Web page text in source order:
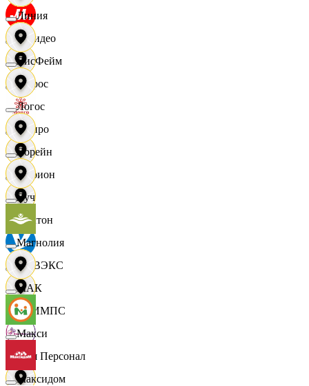
МВидео
Мирос
Монро
Морион
Мултон
НОВЭКС
ОЛИМПС
Ваш Персонал
Линия
ЛисФейм
Логос
Лорейн
Луч
Магнолия
МАК
Макси
Максидом